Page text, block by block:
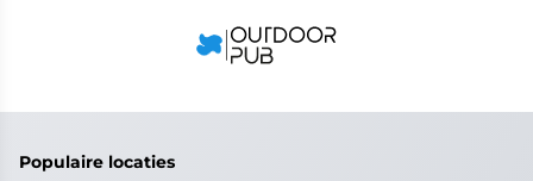
Populaire locaties